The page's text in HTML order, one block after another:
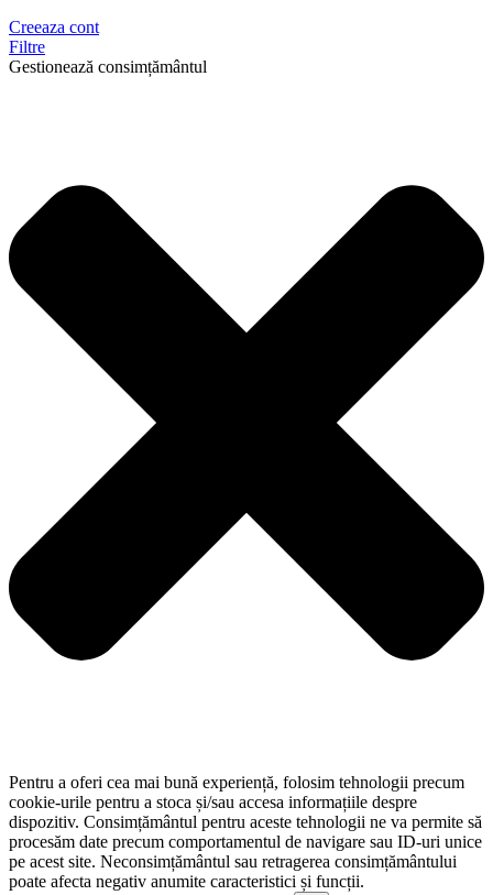
Creeaza cont
Filtre
Gestionează consimțământul
Pentru a oferi cea mai bună experiență, folosim tehnologii precum
cookie-urile pentru a stoca și/sau accesa informațiile despre
dispozitiv. Consimțământul pentru aceste tehnologii ne va permite să
procesăm date precum comportamentul de navigare sau ID-uri unice
pe acest site. Neconsimțământul sau retragerea consimțământului
poate afecta negativ anumite caracteristici și funcții.